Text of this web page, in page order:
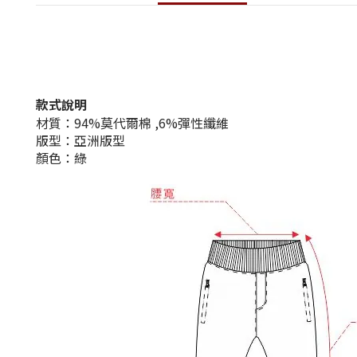
款式說明
材質：94%莫代爾棉 ,6%彈性纖維
版型：亞洲版型
顏色：綠